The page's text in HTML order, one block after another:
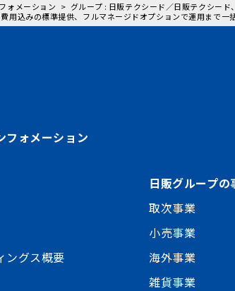
ォメーション
グループ : 日販テクシード／日販テクシー
用込みの標準提供、フルマネージドオプションで運用まで一
フォメーション
ングス概要
日販グループの
取次事業
小売事業
海外事業
雑貨事業